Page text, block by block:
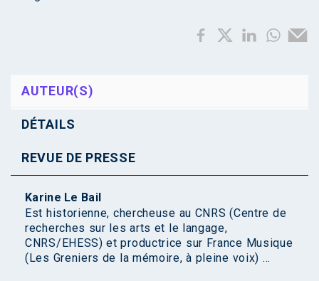
AUTEUR(S)
DÉTAILS
REVUE DE PRESSE
Karine Le Bail
Est historienne, chercheuse au CNRS (Centre de
recherches sur les arts et le langage,
CNRS/EHESS) et productrice sur France Musique
(Les Greniers de la mémoire, à pleine voix) ...